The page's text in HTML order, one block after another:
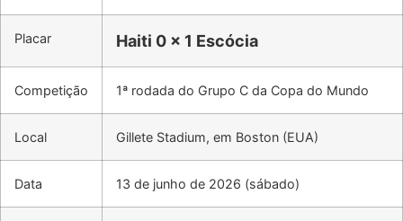
Placar Haiti 0 x 1 Escócia
Competição 1ª rodada do Grupo C da Copa do Mundo
Local Gillete Stadium, em Boston (EUA)
Data 13 de junho de 2026 (sábado)